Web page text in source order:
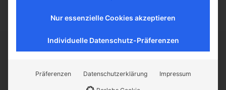
werden standardmäßig blockiert. Wenn externe Services
akzeptiert werden, ist für den Zugriff auf diese Inhalte keine
Nur essenzielle Cookies akzeptieren
Individuelle Datenschutz-Präferenzen
Präferenzen Datenschutzerklärung Impressum